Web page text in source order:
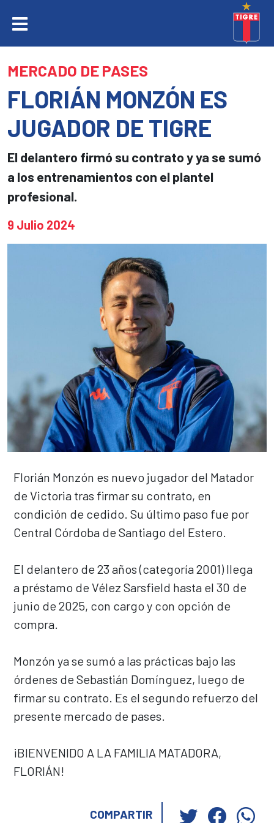
MERCADO DE PASES
FLORIÁN MONZÓN ES
JUGADOR DE TIGRE
El delantero firmó su contrato y ya se sumó
a los entrenamientos con el plantel
profesional.
9 Julio 2024
Florián Monzón es nuevo jugador del Matador
de Victoria tras firmar su contrato, en
condición de cedido. Su último paso fue por
Central Córdoba de Santiago del Estero.
El delantero de 23 años (categoría 2001) llega
a préstamo de Vélez Sarsfield hasta el 30 de
junio de 2025, con cargo y con opción de
compra.
Monzón ya se sumó a las prácticas bajo las
órdenes de Sebastián Domínguez, luego de
firmar su contrato. Es el segundo refuerzo del
presente mercado de pases.
¡BIENVENIDO A LA FAMILIA MATADORA,
FLORIÁN!
COMPARTIR
Haz
Haz